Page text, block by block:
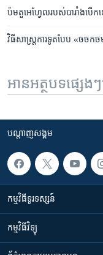
ប៉ម​​តួអេហ្វែលរបស់​បារាំង​បើ
វិធីសាស្ត្រ​ការទូត​បែប «ចចក​ចម្
អានអត្ថបទផ្សេង
បណ្តាញ​សង្គម
កម្មវិធី​ទូរទស្សន៍
កម្មវិធី​វិទ្យុ